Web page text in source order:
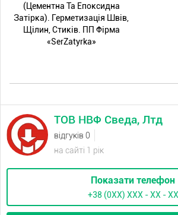
(Цементна Та Епоксидна
Затірка). Герметизація Швів,
Щілин, Стиків. ПП Фірма
«SerZatyrka»
ТОВ НВФ Сведа, Лтд
відгуків 0
на сайті 1 рік
Показати телефон
+38 (0XX) ХХХ - ХХ - ХХ